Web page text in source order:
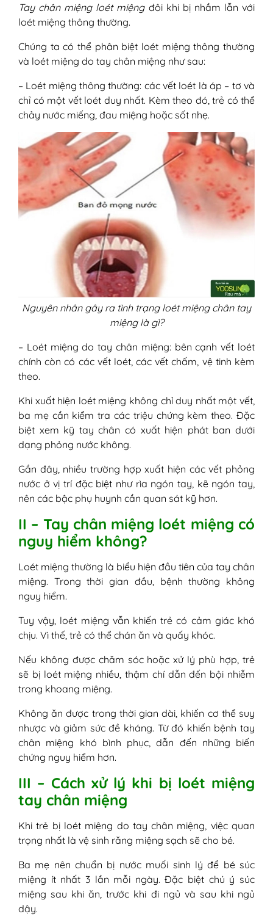
Tay chân miệng loét miệngđôi khi bị nhầm lẫn với
loét miệng thông thường.
Chúng ta có thể phân biệt loét miệng thông thường
và loét miệng do tay chân miệng như sau:
– Loét miệng thông thường: các vết loét là áp – tơ và
chỉ có một vết loét duy nhất. Kèm theo đó, trẻ có thể
chảy nước miếng, đau miệng hoặc sốt nhẹ.
Nguyên nhân gây ra tình trạng loét miệng chân tay
miệng là gì?
– Loét miệng do tay chân miệng: bên cạnh vết loét
chính còn có các vết loét, các vết chấm, vệ tinh kèm
theo.
Khi xuất hiện loét miệng không chỉ duy nhất một vết,
ba mẹ cần kiểm tra các triệu chứng kèm theo. Đặc
biệt xem kỹ tay chân có xuất hiện phát ban dưới
dạng phỏng nước không.
Gần đây, nhiều trường hợp xuất hiện các vết phỏng
nước ở vị trí đặc biệt như rìa ngón tay, kẽ ngón tay,
nên các bậc phụ huynh cần quan sát kỹ hơn.
II – Tay chân miệng loét miệng có
nguy hiểm không?
Loét miệng thường là biểu hiện đầu tiên của tay chân
miệng. Trong thời gian đầu, bệnh thường không
nguy hiểm.
Tuy vậy, loét miệng vẫn khiến trẻ có cảm giác khó
chịu. Vì thế, trẻ có thể chán ăn và quấy khóc.
Nếu không được chăm sóc hoặc xử lý phù hợp, trẻ
sẽ bị loét miệng nhiều, thậm chí dẫn đến bội nhiễm
trong khoang miệng.
Không ăn được trong thời gian dài, khiến cơ thể suy
nhược và giảm sức đề kháng. Từ đó khiến bệnh tay
chân miệng khó bình phục, dẫn đến những biến
chứng nguy hiểm hơn.
III – Cách xử lý khi bị loét miệng
tay chân miệng
Khi trẻ bị loét miệng do tay chân miệng, việc quan
trọng nhất là vệ sinh răng miệng sạch sẽ cho bé.
Ba mẹ nên chuẩn bị nước muối sinh lý để bé súc
miệng ít nhất 3 lần mỗi ngày. Đặc biệt chú ý súc
miệng sau khi ăn, trước khi đi ngủ và sau khi ngủ
dậy.